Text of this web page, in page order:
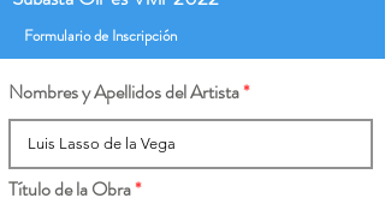
Formulario de Inscripción
Nombres y Apellidos del Artista
Título de la Obra